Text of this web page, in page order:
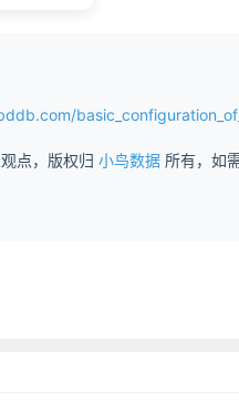
点，版权归 小鸟数据 所有，如